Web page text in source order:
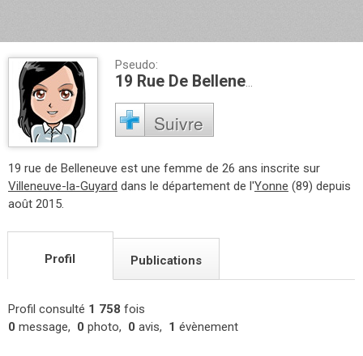
Pseudo:
19 Rue De Belleneuve
Suivre
19 rue de Belleneuve est une femme de 26 ans inscrite sur
Villeneuve-la-Guyard dans le département de l'Yonne (89) depuis
août 2015.
Profil Publications
Profil consulté 1 758 fois
0 message, 0 photo, 0 avis, 1 évènement